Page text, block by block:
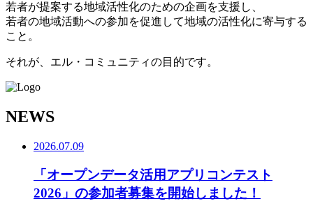
若者が提案する地域活性化のための企画を支援し、
若者の地域活動への参加を促進して地域の活性化に寄与する
こと。
それが、エル・コミュニティの目的です。
NEWS
2026.07.09
「オープンデータ活用アプリコンテスト
2026」の参加者募集を開始しました！